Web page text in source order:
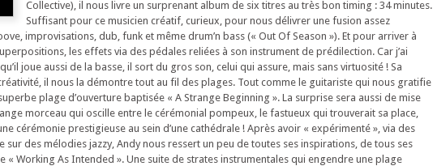
Collective), il nous livre un surprenant album de six titres au très bon timing : 34 minutes.
Suffisant pour ce musicien créatif, curieux, pour nous délivrer une fusion assez
improvisations, dub, funk et même drum’n bass (« Out Of Season »). Et pour arriver à
les effets via des pédales reliées à son instrument de prédilection. Car j’ai
joue aussi de la basse, il sort du gros son, celui qui assure, mais sans virtuosité ! Sa
il nous la démontre tout au fil des plages. Tout comme le guitariste qui nous gratifie
plage d’ouverture baptisée « A Strange Beginning ». La surprise sera aussi de mise
morceau qui oscille entre le cérémonial pompeux, le fastueux qui trouverait sa place,
cérémonie prestigieuse au sein d’une cathédrale ! Après avoir « expérimenté », via des
sur des mélodies jazzy, Andy nous ressert un peu de toutes ses inspirations, de tous ses
« Working As Intended ». Une suite de strates instrumentales qui engendre une plage